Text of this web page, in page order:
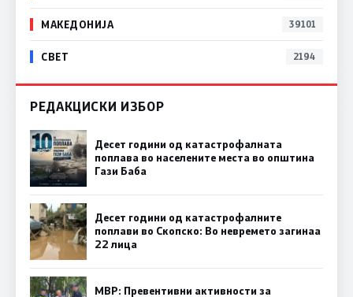
МАКЕДОНИЈА 39101
СВЕТ 2194
РЕДАКЦИСКИ ИЗБОР
Десет години од катастрофалната
поплава во населените места во општина
Гази Баба
Десет години од катастрофалните
поплави во Скопско: Во невремето загинаа
22 лица
МВР: Превентивни активности за